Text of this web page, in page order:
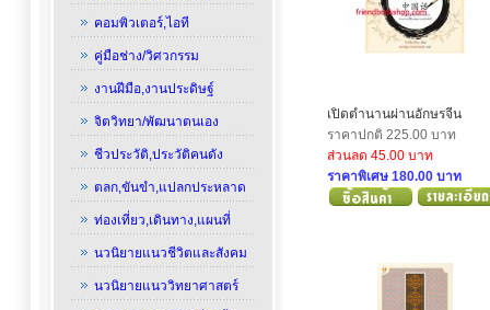
คอมพิวเตอร์,ไอที
คู่มือช่าง/วิศวกรรม
งานฝีมือ,งานประดิษฐ์
จิตวิทยา/พัฒนาตนเอง
ชีวประวัติ,ประวัติคนดัง
ตลก,ขันขำ,แปลกประหลาด
ท่องเที่ยว,เดินทาง,แผนที่
นวนิยายแนวชีวิตและสังคม
นวนิยายแนววิทยาศาสตร์
เปิดตำนานผ่านอักษรจีน
ราคาปกติ 225.00 บาท
ส่วนลด 45.00 บาท
ราคาพิเศษ 180.00 บาท